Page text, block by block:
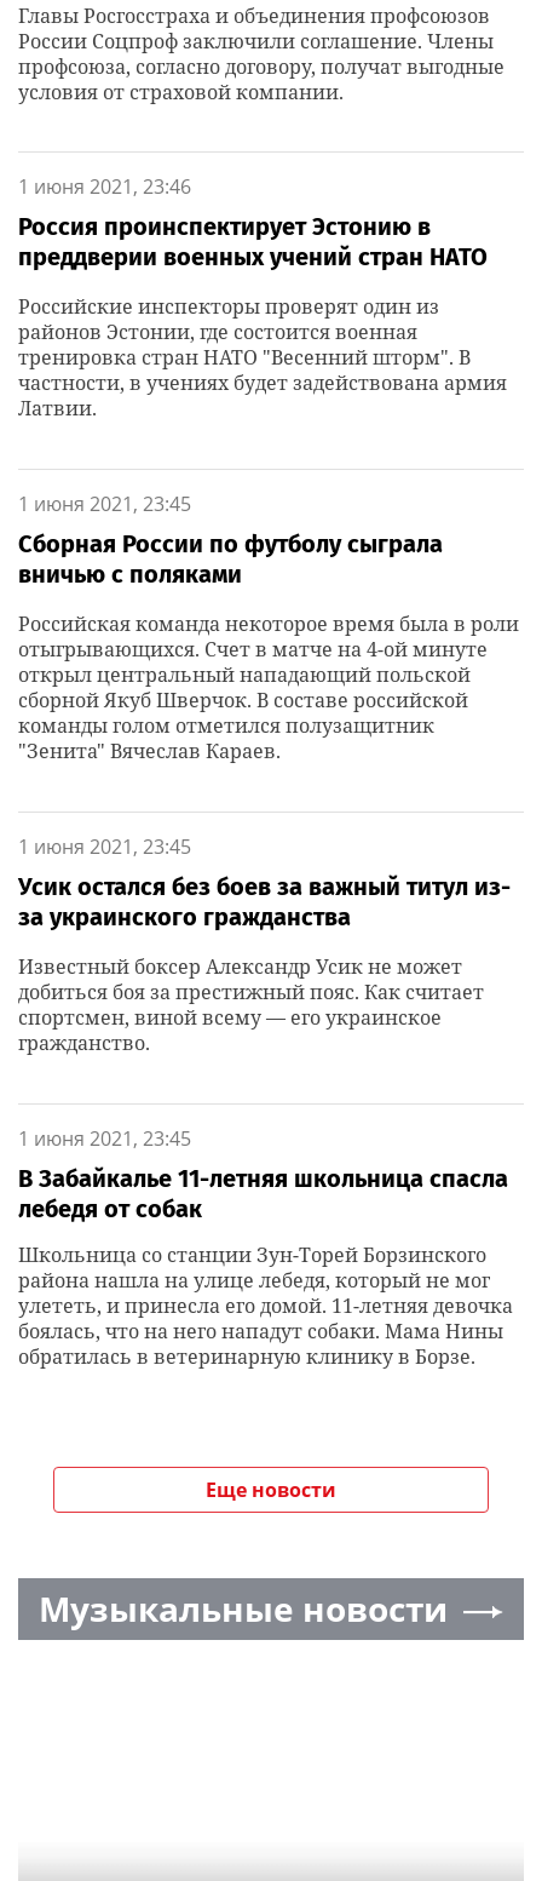
Главы Росгосстраха и объединения профсоюзов
России Соцпроф заключили соглашение. Члены
профсоюза, согласно договору, получат выгодные
условия от страховой компании.
1 июня 2021, 23:46
Россия проинспектирует Эстонию в
преддверии военных учений стран НАТО
Российские инспекторы проверят один из
районов Эстонии, где состоится военная
тренировка стран НАТО "Весенний шторм". В
частности, в учениях будет задействована армия
Латвии.
1 июня 2021, 23:45
Сборная России по футболу сыграла
вничью с поляками
Российская команда некоторое время была в роли
отыгрывающихся. Счет в матче на 4-ой минуте
открыл центральный нападающий польской
сборной Якуб Шверчок. В составе российской
команды голом отметился полузащитник
"Зенита" Вячеслав Караев.
1 июня 2021, 23:45
Усик остался без боев за важный титул из-
за украинского гражданства
Известный боксер Александр Усик не может
добиться боя за престижный пояс. Как считает
спортсмен, виной всему — его украинское
гражданство.
1 июня 2021, 23:45
В Забайкалье 11-летняя школьница спасла
лебедя от собак
Школьница со станции Зун-Торей Борзинского
района нашла на улице лебедя, который не мог
улететь, и принесла его домой. 11-летняя девочка
боялась, что на него нападут собаки. Мама Нины
обратилась в ветеринарную клинику в Борзе.
Еще новости
Музыкальные новости